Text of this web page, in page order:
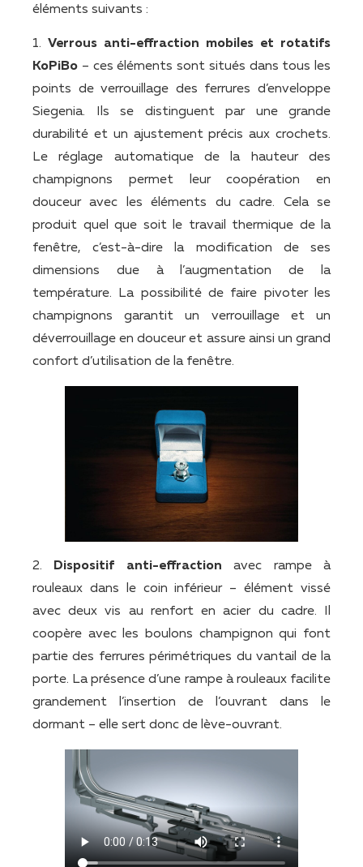
éléments suivants :
1. Verrous anti-effraction mobiles et rotatifs
KoPiBo – ces éléments sont situés dans tous les
points de verrouillage des ferrures d’enveloppe
Siegenia. Ils se distinguent par une grande
durabilité et un ajustement précis aux crochets.
Le réglage automatique de la hauteur des
champignons permet leur coopération en
douceur avec les éléments du cadre. Cela se
produit quel que soit le travail thermique de la
fenêtre, c’est-à-dire la modification de ses
dimensions due à l’augmentation de la
température. La possibilité de faire pivoter les
champignons garantit un verrouillage et un
déverrouillage en douceur et assure ainsi un grand
confort d’utilisation de la fenêtre.
2. Dispositif anti-effraction avec rampe à
rouleaux dans le coin inférieur – élément vissé
avec deux vis au renfort en acier du cadre. Il
coopère avec les boulons champignon qui font
partie des ferrures périmétriques du vantail de la
porte. La présence d’une rampe à rouleaux facilite
grandement l’insertion de l’ouvrant dans le
dormant – elle sert donc de lève-ouvrant.